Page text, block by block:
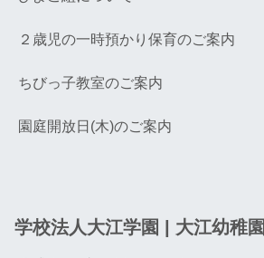
２歳児の一時預かり保育のご案内
ちびっ子教室のご案内
園庭開放日(木)のご案内
学校法人大江学園 | 大江幼稚園